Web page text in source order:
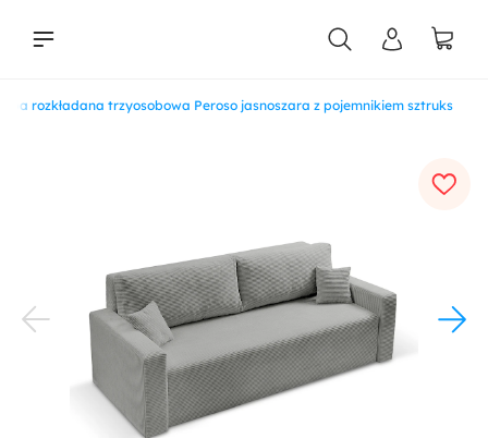
rozkładana trzyosobowa Peroso jasnoszara z pojemnikiem sztruks